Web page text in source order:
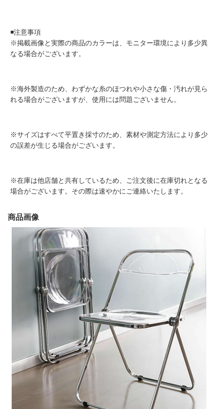
◾️注意事項
※掲載画像と実際の商品のカラーは、モニター環境により多少異
なる場合がございます。
※海外製造のため、わずかな糸のほつれや小さな傷・汚れが見ら
れる場合がございますが、使用には問題ございません。
※サイズはすべて平置き採寸のため、素材や測定方法により多少
の誤差が生じる場合がございます。
※在庫は他店舗と共有しているため、ご注文後に在庫切れとなる
場合がございます。その際は速やかにご連絡いたします。
商品画像